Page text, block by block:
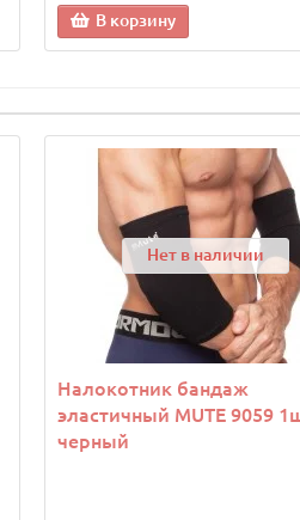
В корзину
Нет в наличии
Налокотник бандаж
эластичный MUTE 9059
черный